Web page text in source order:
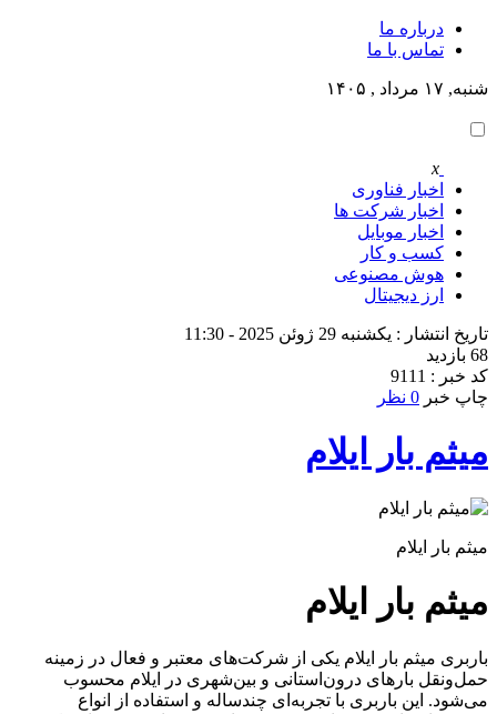
درباره ما
تماس با ما
شنبه, ۱۷ مرداد , ۱۴۰۵
x
اخبار فناوری
اخبار شرکت ها
اخبار موبایل
کسب و کار
هوش مصنوعی
ارز دیجیتال
تاریخ انتشار : یکشنبه 29 ژوئن 2025 - 11:30
68 بازدید
کد خبر : 9111
چاپ خبر 0 نظر
میثم بار ایلام
میثم بار ایلام
میثم بار ایلام
باربری میثم بار ایلام یکی از شرکت‌های معتبر و فعال در زمینه
حمل‌ونقل بارهای درون‌استانی و بین‌شهری در ایلام محسوب
می‌شود. این باربری با تجربه‌ای چندساله و استفاده از انواع